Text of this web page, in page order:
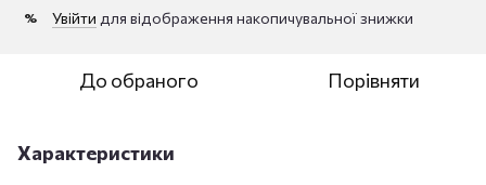
% Увійти для відображення накопичувальної знижки
До обраного Порівняти
Характеристики